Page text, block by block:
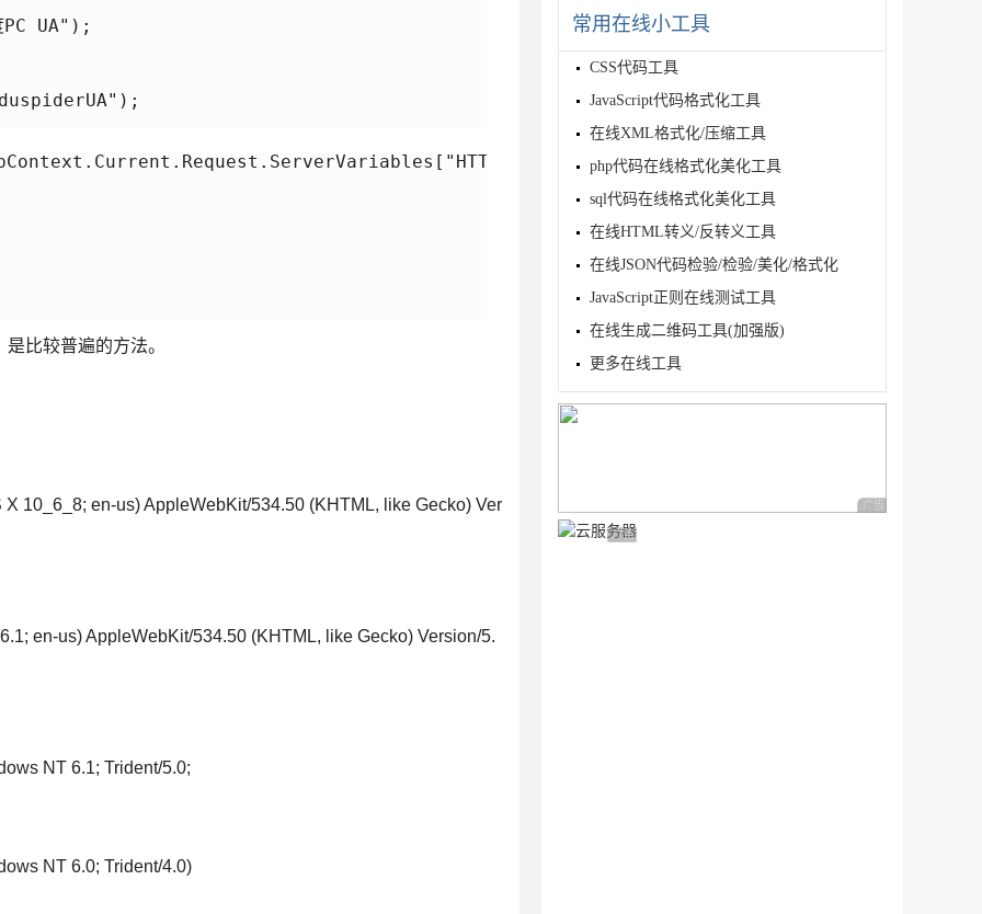
UA");
比较普遍的方法。
10_6_8; en-us) AppleWebKit/534.50 (KHTML, like Gecko) Ver
en-us) AppleWebKit/534.50 (KHTML, like Gecko) Version/5.
NT 6.1; Trident/5.0;
NT 6.0; Trident/4.0)
常用在线小工具
CSS代码工具
JavaScript代码格式化工具
在线XML格式化/压缩工具
php代码在线格式化美化工具
sql代码在线格式化美化工具
在线HTML转义/反转义工具
在线JSON代码检验/检验/美化/格式化
JavaScript正则在线测试工具
在线生成二维码工具(加强版)
更多在线工具
广告 商业广告，理性
广告 商业广告，理性选择